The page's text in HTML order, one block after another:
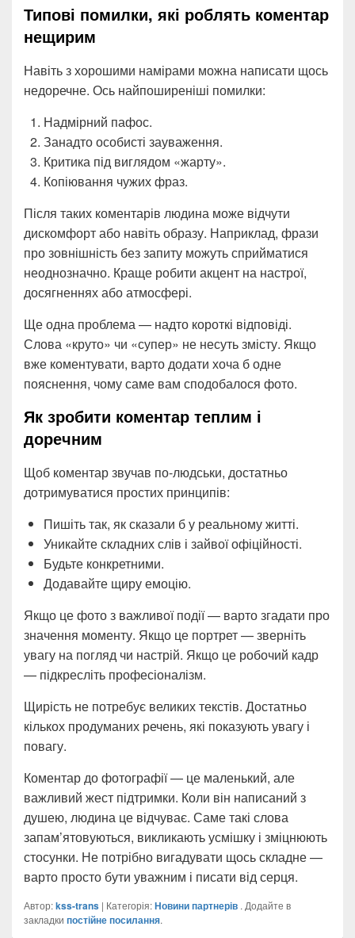
Типові помилки, які роблять коментар
нещирим
Навіть з хорошими намірами можна написати щось
недоречне. Ось найпоширеніші помилки:
Надмірний пафос.
Занадто особисті зауваження.
Критика під виглядом «жарту».
Копіювання чужих фраз.
Після таких коментарів людина може відчути
дискомфорт або навіть образу. Наприклад, фрази
про зовнішність без запиту можуть сприйматися
неоднозначно. Краще робити акцент на настрої,
досягненнях або атмосфері.
Ще одна проблема — надто короткі відповіді.
Слова «круто» чи «супер» не несуть змісту. Якщо
вже коментувати, варто додати хоча б одне
пояснення, чому саме вам сподобалося фото.
Як зробити коментар теплим і
доречним
Щоб коментар звучав по-людськи, достатньо
дотримуватися простих принципів:
Пишіть так, як сказали б у реальному житті.
Уникайте складних слів і зайвої офіційності.
Будьте конкретними.
Додавайте щиру емоцію.
Якщо це фото з важливої події — варто згадати про
значення моменту. Якщо це портрет — зверніть
увагу на погляд чи настрій. Якщо це робочий кадр
— підкресліть професіоналізм.
Щирість не потребує великих текстів. Достатньо
кількох продуманих речень, які показують увагу і
повагу.
Коментар до фотографії — це маленький, але
важливий жест підтримки. Коли він написаний з
душею, людина це відчуває. Саме такі слова
запам’ятовуються, викликають усмішку і зміцнюють
стосунки. Не потрібно вигадувати щось складне —
варто просто бути уважним і писати від серця.
Автор:kss-trans | Категорія:Новини партнерів . Додайте в
закладки постійне посилання.